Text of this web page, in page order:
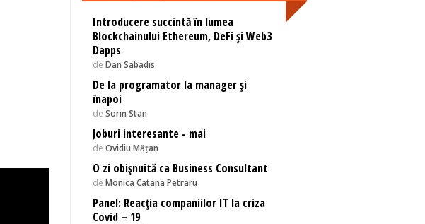
Introducere succintă în lumea
Blockchainului Ethereum, DeFi și Web3
Dapps
de Dan Sabadis
De la programator la manager și
înapoi
de Sorin Stan
Joburi interesante - mai
de Ovidiu Mățan
O zi obișnuită ca Business Consultant
de Monica Catana Petraru
Panel: Reacția companiilor IT la criza
Covid – 19